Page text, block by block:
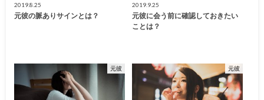
2019.8.25
元彼の脈ありサインとは？
2019.9.25
元彼に会う前に確認しておきたい
ことは？
元彼 元彼